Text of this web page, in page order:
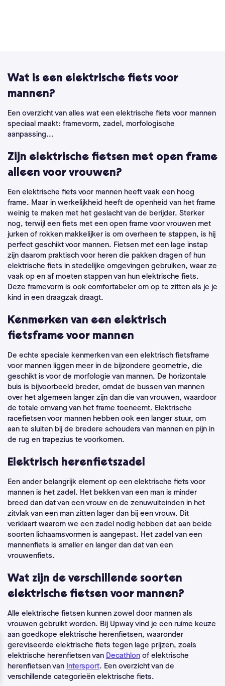
Wat is een elektrische fiets voor
mannen?
Een overzicht van alles wat een elektrische fiets voor mannen
speciaal maakt: framevorm, zadel, morfologische
aanpassing...
Zijn elektrische fietsen met open frame
alleen voor vrouwen?
Een elektrische fiets voor mannen heeft vaak een hoog
frame. Maar in werkelijkheid heeft de openheid van het frame
weinig te maken met het geslacht van de berijder. Sterker
nog, terwijl een fiets met een open frame voor vrouwen met
jurken of rokken makkelijker is om overheen te stappen, is hij
perfect geschikt voor mannen. Fietsen met een lage instap
zijn daarom praktisch voor heren die pakken dragen of hun
elektrische fiets in stedelijke omgevingen gebruiken, waar ze
vaak op en af moeten stappen van hun elektrische fiets.
Deze framevorm is ook comfortabeler om op te zitten als je je
kind in een draagzak draagt.
Kenmerken van een elektrisch
fietsframe voor mannen
De echte speciale kenmerken van een elektrisch fietsframe
voor mannen liggen meer in de bijzondere geometrie, die
geschikt is voor de morfologie van mannen. De horizontale
buis is bijvoorbeeld breder, omdat de bussen van mannen
over het algemeen langer zijn dan die van vrouwen, waardoor
de totale omvang van het frame toeneemt. Elektrische
racefietsen voor mannen hebben ook een langer stuur, om
aan te sluiten bij de bredere schouders van mannen en pijn in
de rug en trapezius te voorkomen.
Elektrisch herenfietszadel
Een ander belangrijk element op een elektrische fiets voor
mannen is het zadel. Het bekken van een man is minder
breed dan dat van een vrouw en de zenuwuiteinden in het
zitvlak van een man zitten lager dan bij een vrouw. Dit
verklaart waarom we een zadel nodig hebben dat aan beide
soorten lichaamsvormen is aangepast. Het zadel van een
mannenfiets is smaller en langer dan dat van een
vrouwenfiets.
Wat zijn de verschillende soorten
elektrische fietsen voor mannen?
Alle elektrische fietsen kunnen zowel door mannen als
vrouwen gebruikt worden. Bij Upway vind je een ruime keuze
aan goedkope elektrische herenfietsen, waaronder
gereviseerde elektrische fiets tegen lage prijzen, zoals
elektrische herenfietsen van Decathlon of elektrische
herenfietsen van Intersport. Een overzicht van de
verschillende categorieën elektrische fiets.